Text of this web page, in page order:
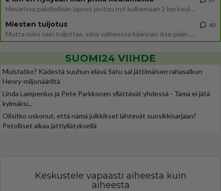
Hesarissa päivitellään lapset joutuu nyt kulkemaan 2 km kouluun jösses. Ruostefillarilla tuo matka menee vaikka miten äk
Miesten tuijotus
Mutta mies vain tuijottaa, siinä vaiheessa käännän itse pään pois. Mikä juttu? Yleensä jos joku tuijottaa tai katsoo, hä
40
SUOMI24 VIIHDE
Muistatko? Kädestä suuhun elävä Satu sai jättimäisen rahasalkun
Henry-miljonääriltä
Linda Lampenius ja Pete Parkkonen yllättävät yhdessä - Tämä ei jätä
kylmäksi...
Olisitko uskonut, että nämä julkkikset lähtevät suosikkisarjaan?
Petolliset alkaa jättiyllätyksellä
Keskustele vapaasti aiheesta kuin
aiheesta